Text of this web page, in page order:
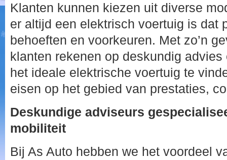
Klanten kunnen kiezen uit diverse
er altijd een elektrisch voertuig is dat
behoeften en voorkeuren. Met zo’n
klanten rekenen op deskundig
het ideale elektrische voertuig te
eisen op het gebied van prestaties,
Deskundige adviseurs
mobiliteit
Bij As Auto hebben we het voordeel